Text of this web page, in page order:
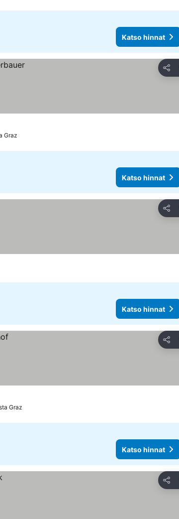
Katso hinnat
Jaa
Graz
Katso hinnat
Jaa
Katso hinnat
Jaa
Graz
Katso hinnat
Jaa